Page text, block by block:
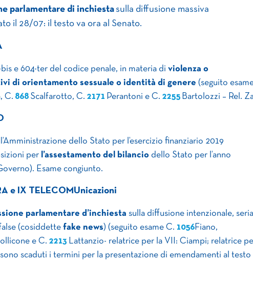
parlamentare di inchiestasulla diffusione massiva
il 28/07: il testo va ora al Senato.
e 604-ter del codice penale, in materia di violenza o
di orientamento sessuale o identità di genere (seguito
C. 868 Scalfarotto, C. 2171 Perantoni e C. 2255 Bartolozzi – Rel.
dello Stato per l’esercizio finanziario 2019
per l’assestamento del bilancio dello Stato per l’anno
Esame congiunto.
e IX TELECOMUnicazioni
parlamentare d’inchiesta sulla diffusione intenzionale,
(cosiddette fake news) (seguito esame C. 1056Fiano,
e C. 2213 Lattanzio- relatrice per la VII: Ciampi; relatrice
scaduti i termini per la presentazione di emendamenti al testo